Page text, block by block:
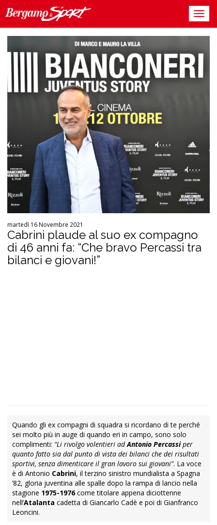
martedì 16 Novembre 2021
Cabrini plaude al suo ex compagno
di 46 anni fa: “Che bravo Percassi tra
bilanci e giovani!”
Quando gli ex compagni di squadra si ricordano di te perché
sei molto più in auge di quando eri in campo, sono solo
complimenti: “Li rivolgo volentieri adAntonio Percassiper
quanto fatto sia dal punto di vista dei bilanci che dei risultati
sportivi, senza dimenticare il gran lavoro sui giovani”. La voce
è di Antonio Cabrini, il terzino sinistro mundialista a Spagna
’82, gloria juventina alle spalle dopo la rampa di lancio nella
stagione 1975-1976come titolare appena diciottenne
nell’Atalanta cadetta di Giancarlo Cadè e poi di Gianfranco
Leoncini.